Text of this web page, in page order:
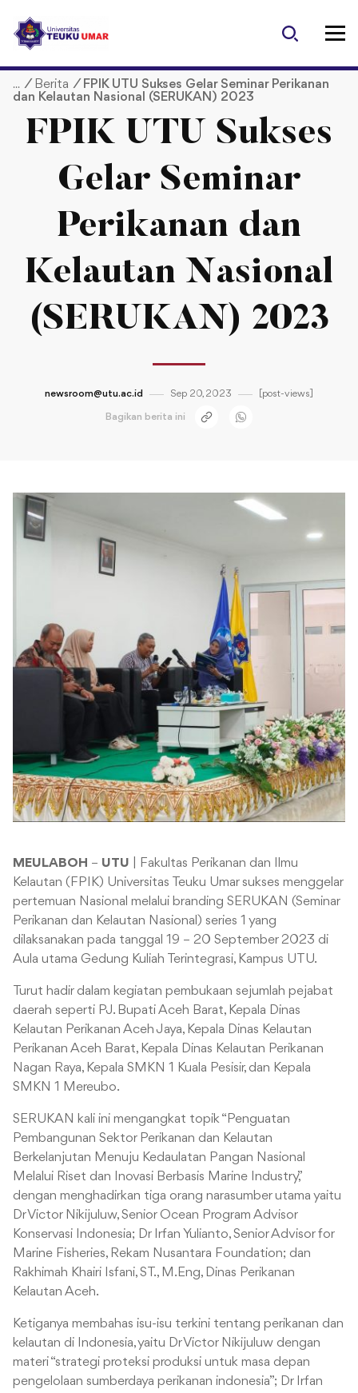
p
/ Berita / FPIK UTU Sukses Gelar Seminar Perikanan
dan Kelautan Nasional (SERUKAN) 2023
FPIK UTU Sukses
Gelar Seminar
Perikanan dan
Kelautan Nasional
(SERUKAN) 2023
newsroom@utu.ac.id Sep 20, 2023 [post-views]
Bagikan berita ini
MEULABOH – UTU | Fakultas Perikanan dan Ilmu
Kelautan (FPIK) Universitas Teuku Umar sukses menggelar
pertemuan Nasional melalui branding SERUKAN (Seminar
Perikanan dan Kelautan Nasional) series 1 yang
dilaksanakan pada tanggal 19 – 20 September 2023 di
Aula utama Gedung Kuliah Terintegrasi, Kampus UTU.
Turut hadir dalam kegiatan pembukaan sejumlah pejabat
daerah seperti PJ. Bupati Aceh Barat, Kepala Dinas
Kelautan Perikanan Aceh Jaya, Kepala Dinas Kelautan
Perikanan Aceh Barat, Kepala Dinas Kelautan Perikanan
Nagan Raya, Kepala SMKN 1 Kuala Pesisir, dan Kepala
SMKN 1 Mereubo.
SERUKAN kali ini mengangkat topik “Penguatan
Pembangunan Sektor Perikanan dan Kelautan
Berkelanjutan Menuju Kedaulatan Pangan Nasional
Melalui Riset dan Inovasi Berbasis Marine Industry,”
dengan menghadirkan tiga orang narasumber utama yaitu
Dr Victor Nikijuluw, Senior Ocean Program Advisor
Konservasi Indonesia; Dr Irfan Yulianto, Senior Advisor for
Marine Fisheries, Rekam Nusantara Foundation; dan
Rakhimah Khairi Isfani, ST., M.Eng, Dinas Perikanan
Kelautan Aceh.
Ketiganya membahas isu-isu terkini tentang perikanan dan
kelautan di Indonesia, yaitu Dr Victor Nikijuluw dengan
materi “strategi proteksi produksi untuk masa depan
pengelolaan sumberdaya perikanan indonesia”; Dr Irfan